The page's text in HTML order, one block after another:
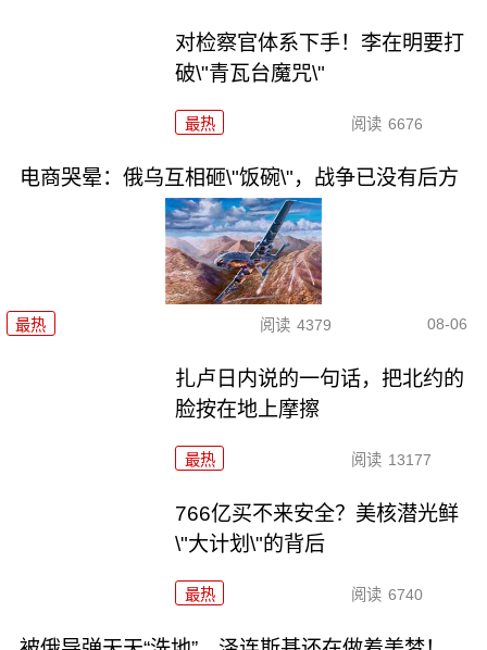
对检察官体系下手！李在明要打
破\"青瓦台魔咒\"
最热 阅读 6676
电商哭晕：俄乌互相砸\"饭碗\"，战争已没有后方
最热 阅读 4379 08-06
扎卢日内说的一句话，把北约的
脸按在地上摩擦
最热 阅读 13177
766亿买不来安全？美核潜光鲜
\"大计划\"的背后
最热 阅读 6740